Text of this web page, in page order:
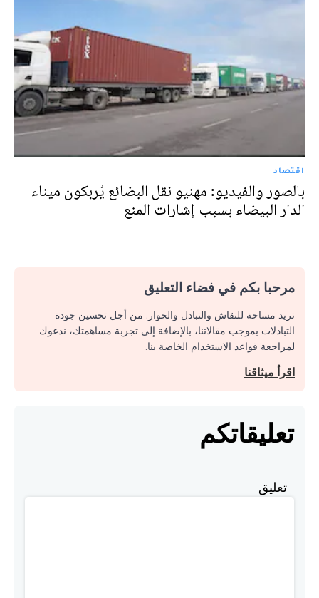
اقتصاد
بالصور والفيديو: مهنيو نقل البضائع يُربكون ميناء
الدار البيضاء بسبب إشارات المنع
مرحبا بكم في فضاء التعليق
نريد مساحة للنقاش والتبادل والحوار. من أجل تحسين جودة
التبادلات بموجب مقالاتنا، بالإضافة إلى تجربة مساهمتك، ندعوك
لمراجعة قواعد الاستخدام الخاصة بنا.
اقرأ ميثاقنا
تعليقاتكم
تعليق